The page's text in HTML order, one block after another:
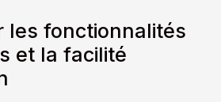
les fonctionnalités
et la facilité